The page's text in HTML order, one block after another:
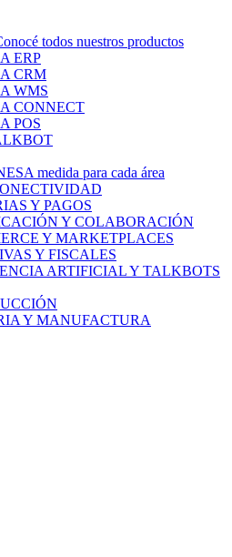
todos nuestros productos
ERP
CRM
WMS
CONNECT
POS
A medida para cada área
Y PAGOS
Y COLABORACIÓN
Y MARKETPLACES
Y FISCALES
ARTIFICIAL Y TALKBOTS
Y MANUFACTURA